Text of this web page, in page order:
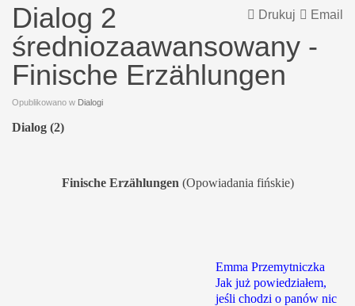
Email
Drukuj
Dialog 2
średniozaawansowany -
Finische Erzählungen
Opublikowano w Dialogi
Dialog (2)
Finische Erzählungen (Opowiadania fińskie)
Emma Przemytniczka
Jak już powiedziałem,
jeśli chodzi o panów nic